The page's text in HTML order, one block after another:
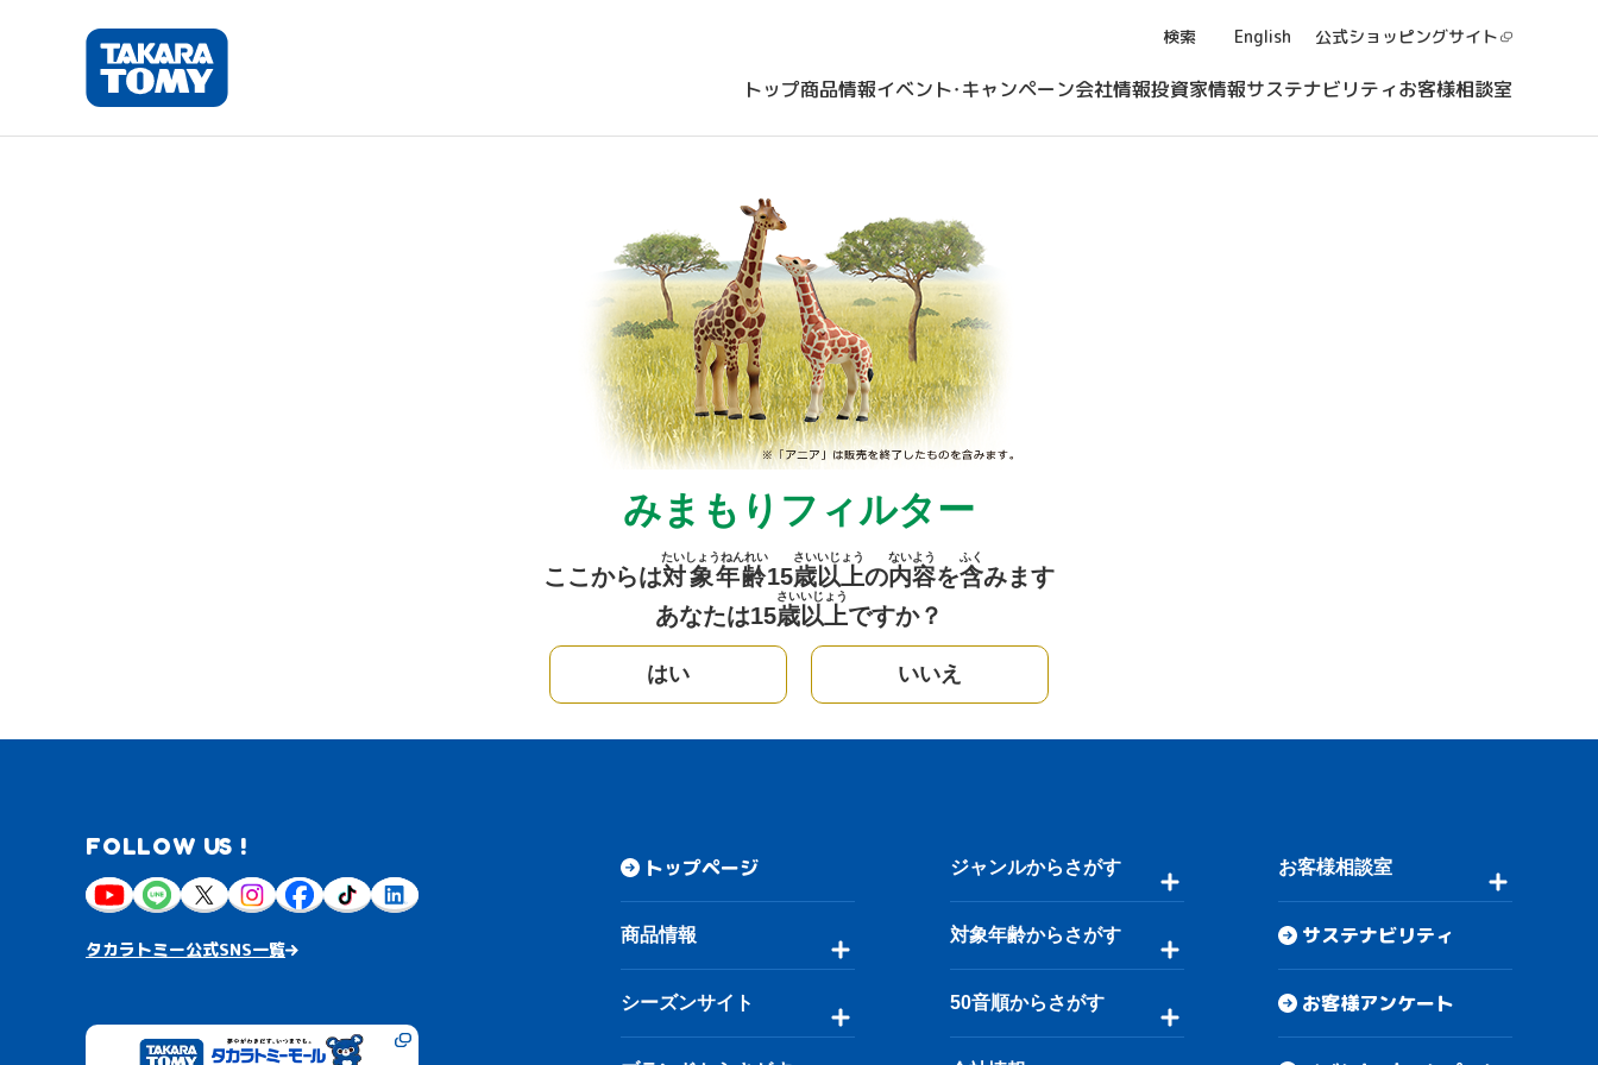
検索 English 公式ショッピングサイト
トップ商品情報イベント・キャンペーン会社情報投資家情報サステナビリティお客様相談室
みまもりフィルター
ここからは対象年齢
たいしょうねんれい
15歳
さい
以上
いじょう
の内容
ないよう
を含
ふく
みます
あなたは15歳
さい
以上
いじょう
ですか？
はい いいえ
FOLLOW US !
タカラトミー公式SNS一覧
トップページ
商品情報
シーズンサイト
ジャンルからさがす
対象年齢からさがす
50音順からさがす
お客様相談室
サステナビリティ
お客様アンケート